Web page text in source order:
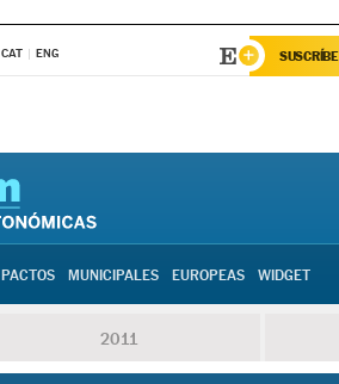
CAT ENG
PACTOS MUNICIPALES EUROPEAS WIDGET
2011